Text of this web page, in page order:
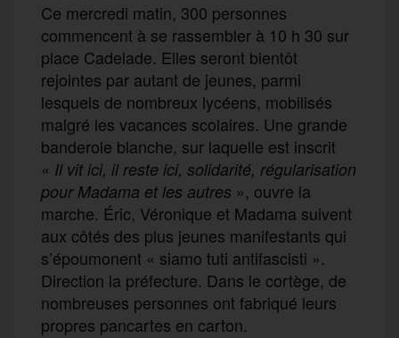
Ce mercredi matin, 300 personnes
commencent à se rassembler à 10 h 30 sur
place Cadelade. Elles seront bientôt
rejointes par autant de jeunes, parmi
lesquels de nombreux lycéens, mobilisés
malgré les vacances scolaires. Une grande
banderole blanche, sur laquelle est inscrit
« Il vit ici, il reste ici, solidarité, régularisation
pour Madama et les autres », ouvre la
marche. Éric, Véronique et Madama suivent
aux côtés des plus jeunes manifestants qui
s’époumonent « siamo tuti antifascisti ».
Direction la préfecture. Dans le cortège, de
nombreuses personnes ont fabriqué leurs
propres pancartes en carton.